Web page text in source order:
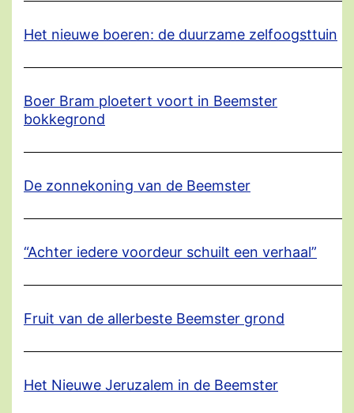
Het nieuwe boeren: de duurzame zelfoogsttuin
Boer Bram ploetert voort in Beemster
bokkegrond
De zonnekoning van de Beemster
“Achter iedere voordeur schuilt een verhaal”
Fruit van de allerbeste Beemster grond
Het Nieuwe Jeruzalem in de Beemster